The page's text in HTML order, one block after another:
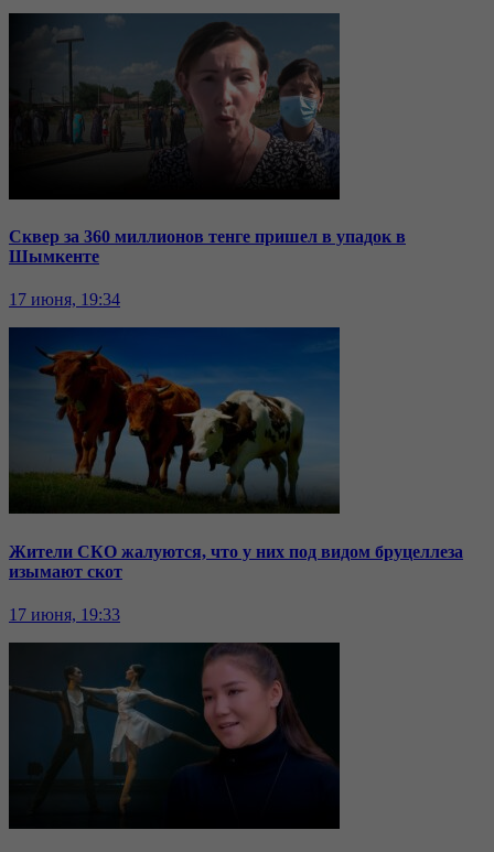
Сквер за 360 миллионов тенге пришел в упадок в
Шымкенте
17 июня, 19:34
Жители СКО жалуются, что у них под видом бруцеллеза
изымают скот
17 июня, 19:33